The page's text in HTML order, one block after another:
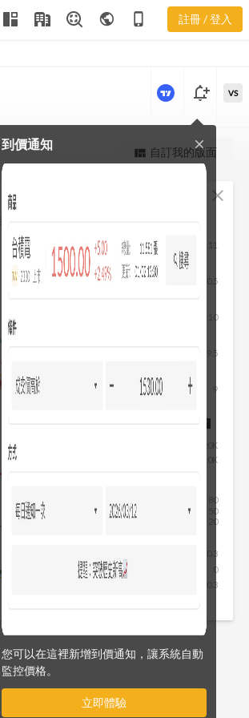
public phone_iphone 註冊 / 登入
更強大的進階價量圖表
notification_add
到價通知
您可以在這裡新增到價通知，讓系統自動
監控價格。
立即體驗
close
VS
view_quilt 自訂我的版面
close
9
9.5
10
10.5
2026/08/07
10K
20K
20
50
80
-0.3
0
0.3